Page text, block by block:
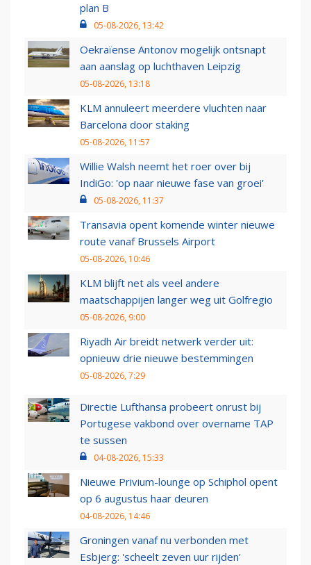
plan B
05-08-2026, 13:42
Oekraïense Antonov mogelijk ontsnapt
aan aanslag op luchthaven Leipzig
05-08-2026, 13:18
KLM annuleert meerdere vluchten naar
Barcelona door staking
05-08-2026, 11:57
Willie Walsh neemt het roer over bij
IndiGo: 'op naar nieuwe fase van groei'
05-08-2026, 11:37
Transavia opent komende winter nieuwe
route vanaf Brussels Airport
05-08-2026, 10:46
KLM blijft net als veel andere
maatschappijen langer weg uit Golfregio
05-08-2026, 9:00
Riyadh Air breidt netwerk verder uit:
opnieuw drie nieuwe bestemmingen
05-08-2026, 7:29
Directie Lufthansa probeert onrust bij
Portugese vakbond over overname TAP
te sussen
04-08-2026, 15:33
Nieuwe Privium-lounge op Schiphol opent
op 6 augustus haar deuren
04-08-2026, 14:46
Groningen vanaf nu verbonden met
Esbjerg: 'scheelt zeven uur rijden'